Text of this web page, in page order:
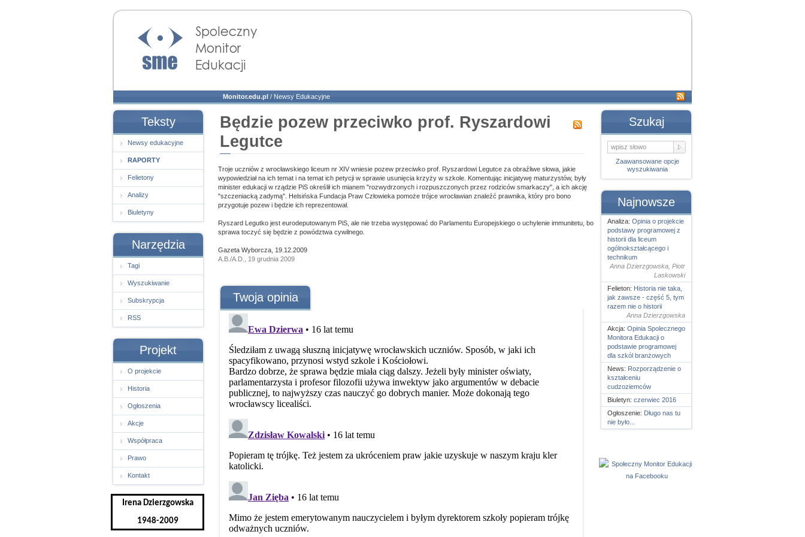
Społeczny Monitor
Edukacji
Monitor.edu.pl / Newsy Edukacyjne
Teksty
Newsy edukacyjne
RAPORTY
Felietony
Analizy
Biuletyny
Narzędzia
Tagi
Wyszukiwanie
Subskrypcja
RSS
Projekt
O projekcie
Historia
Ogłoszenia
Akcje
Współpraca
Prawo
Kontakt
Irena Dzierzgowska
1948-2009
Będzie pozew przeciwko prof. Ryszardowi
Legutce
Troje uczniów z wrocławskiego liceum nr XIV wniesie pozew przeciwko prof. Ryszardowi Legutce za obraźliwe słowa, jakie
wypowiedział na ich temat i na temat ich petycji w sprawie usunięcia krzyży w szkole. Komentując inicjatywę maturzystów, były
minister edukacji w rządzie PiS określił ich mianem "rozwydrzonych i rozpuszczonych przez rodziców smarkaczy", a ich akcję
"szczeniacką zadymą". Helsińska Fundacja Praw Człowieka pomoże trójce wrocławian znaleźć prawnika, który pro bono
przygotuje pozew i będzie ich reprezentował.
Ryszard Legutko jest eurodeputowanym PiS, ale nie trzeba występować do Parlamentu Europejskiego o uchylenie immunitetu, bo
sprawa toczyć się będzie z powództwa cywilnego.
Gazeta Wyborcza, 19.12.2009
A.B./A.D., 19 grudnia 2009
Twoja opinia
Szukaj
Zaawansowane opcje
wyszukiwania
Najnowsze
Analiza: Opinia o projekcie
podstawy programowej z
historii dla liceum
ogólnokształcącego i
technikum
Anna Dzierzgowska, Piotr
Laskowski
Felieton: Historia nie taka,
jak zawsze - część 5, tym
razem nie o historii
Anna Dzierzgowska
Akcja: Opinia Spolecznego
Monitora Edukacji o
podstawie programowej
dla szkól branżowych
News: Rozporządzenie o
kształceniu
cudzoziemców
Biuletyn: czerwiec 2016
Ogłoszenie: Długo nas tu
nie było...